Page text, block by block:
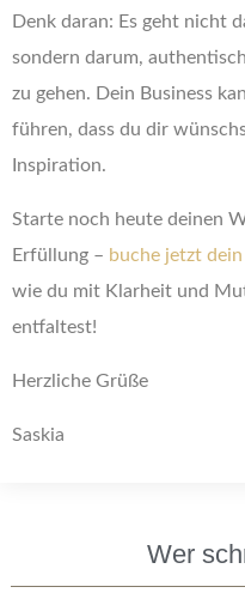
Denk daran: Es geht nicht
sondern darum,
zu gehen. Dein Business
führen, dass du dir
Inspiration.
Starte noch heute deinen
Erfüllung – buche jetzt
wie du mit Klarheit und
entfaltest!
Herzliche Grüße
Saskia
Wer